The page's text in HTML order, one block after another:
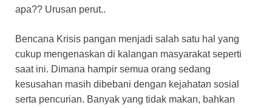
apa?? Urusan perut..
Bencana Krisis pangan menjadi salah satu hal yang
cukup mengenaskan di kalangan masyarakat seperti
saat ini. Dimana hampir semua orang sedang
kesusahan masih dibebani dengan kejahatan sosial
serta pencurian. Banyak yang tidak makan, bahkan